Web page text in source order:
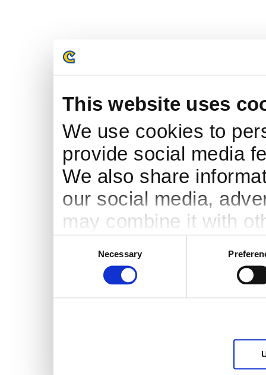
This website uses
We use cookies to
provide social media
We also share
our social media,
may combine it with
services.
Necessary